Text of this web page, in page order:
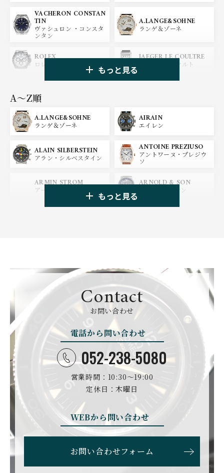
VACHERON CONSTAN
TIN
ヴァシュロン ・コンスタ
ンタン
A.LANGE&SOHNE
ランゲ＆ゾーネ
ROLEX
ロレックス
JAEGER LE COULTRE
ジャガー・ルクルト
パネライ
OMEGA
オメガ
BREGUET
ブレゲ
BLANCPAIN
ブランパン
BREITLING
ブライトリング
HUBLOT
ウブロ
ZENITH
BELL＆ROSS
ベル＆ロス
SINN
CARTIER CHANEL
シャネル
CHOPARD
ショパール
SEIKO
セイコー
GLASHUTTE ORIGINA
グラスヒュッテ・オリジ
CHRONOSWISS
クロノスイス
ALAIN SILBERSTEIN
アラン・シルベスタイン
CITIZEN
シチズン
もっと見る
A〜Z順
A.LANGE&SOHNE
ランゲ＆ゾーネ
AIRAIN
エイレン
ALAIN SILBERSTEIN
アラン・シルベスタイン
ANTOINE PREZIUSO
アントワーヌ・プレジウ
ソ
ARMIN STROM
アーミン・シュトローム
ARNOLD & SON
アーノルド&サン
BAMFORD LONDON
バンフォード・ロンドン
BAUME&MERCIER
ボーム＆メルシエ
BEAUBLEU BELL＆ROSS
BLANCPAIN
ブランパン
BOLDR Supply Compan
y
ンパニー
BREGUET
ブレゲ
BREITLING
ブライトリング
BRUNO SOHNLE Glash
utte
ブルーノ・ゾンレー・ グ
ラスヒュッテ
BVLGARI
ブルガリ
もっと見る
Contact
お問い合わせ
電話から問い合わせ
052-238-5080
営業時間：10:30〜19:00
定休日：木曜日
WEBから問い合わせ
お問い合わせフォーム